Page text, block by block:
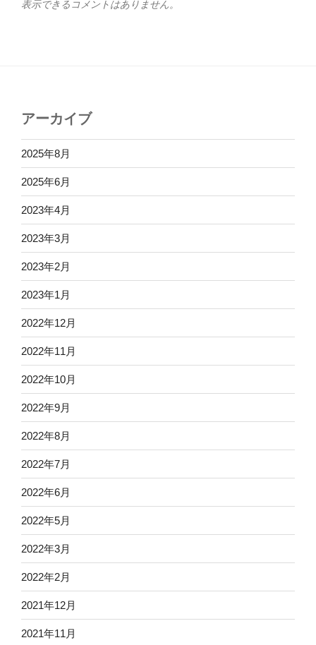
表示できるコメントはありません。
アーカイブ
2025年8月
2025年6月
2023年4月
2023年3月
2023年2月
2023年1月
2022年12月
2022年11月
2022年10月
2022年9月
2022年8月
2022年7月
2022年6月
2022年5月
2022年3月
2022年2月
2021年12月
2021年11月